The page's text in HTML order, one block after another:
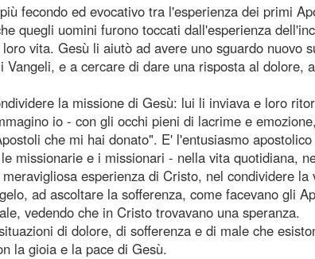
fecondo ed evocativo tra l'esperienza dei primi
quegli uomini furono toccati dall'esperienza
vita. Gesù li aiutò ad avere uno sguardo nuovo
e a cercare di dare una risposta al dolore,
la missione di Gesù: lui li inviava e loro
io - con gli occhi pieni di lacrime e emozione,
che mi hai donato". E' l'entusiasmo
missionarie e i missionari - nella vita quotidiana,
esperienza di Cristo, nel condividere la
ad ascoltare la sofferenza, come facevano gli
vedendo che in Cristo trovavano una speranza.
di dolore, di sofferenza e di male che
la gioia e la pace di Gesù.